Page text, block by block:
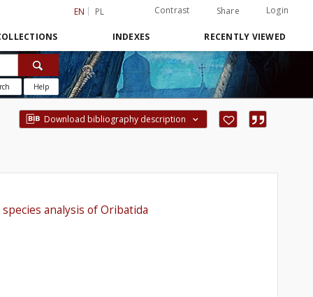
EN PL Contrast Share Login
INDEXES RECENTLY VIEWED
Help
Download bibliography description
analysis of Oribatida